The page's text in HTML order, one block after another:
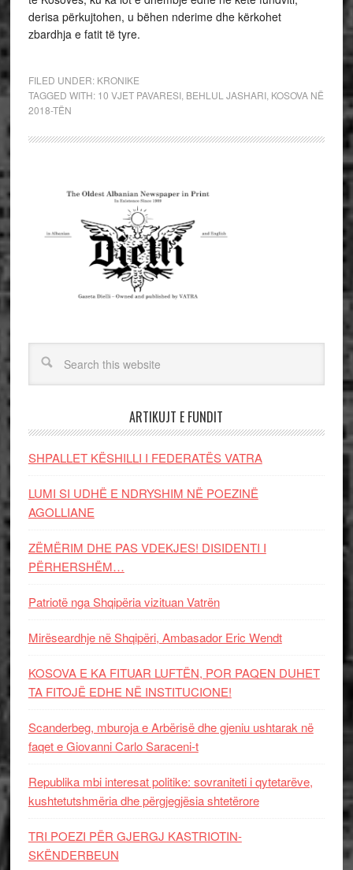
derisa përkujtohen, u bëhen nderime dhe kërkohet
zbardhja e fatit të tyre.
FILED UNDER: KRONIKE
TAGGED WITH: 10 VJET PAVARESI, BEHLUL JASHARI, KOSOVA NË
2018-TËN
ARTIKUJT E FUNDIT
SHPALLET KËSHILLI I FEDERATËS VATRA
LUMI SI UDHË E NDRYSHIM NË POEZINË
AGOLLIANE
ZËMËRIM DHE PAS VDEKJES! DISIDENTI I
PËRHERSHËM…
Patriotë nga Shqipëria vizituan Vatrën
Mirëseardhje në Shqipëri, Ambasador Eric Wendt
KOSOVA E KA FITUAR LUFTËN, POR PAQEN DUHET
TA FITOJË EDHE NË INSTITUCIONE!
Scanderbeg, mburoja e Arbërisë dhe gjeniu ushtarak në
faqet e Giovanni Carlo Saraceni-t
Republika mbi interesat politike: sovraniteti i qytetarëve,
kushtetutshmëria dhe përgjegjësia shtetërore
TRI POEZI PËR GJERGJ KASTRIOTIN-
SKËNDERBEUN